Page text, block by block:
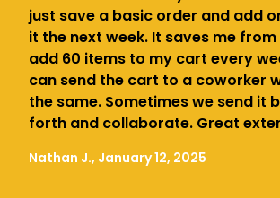
just save a basic order and add
it the next week. It saves me
add 60 items to my cart every
can send the cart to a coworker
the same. Sometimes we send it
forth and collaborate. Great
Nathan J., January 12, 2025